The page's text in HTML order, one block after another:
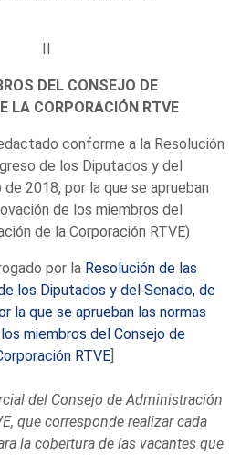
II
DEL CONSEJO DE
LA CORPORACIÓN RTVE
conforme a la Resolución
de los Diputados y del
2018, por la que se aprueban
de los miembros del
de la Corporación RTVE)
por la Resolución de las
los Diputados y del Senado, de
la que se aprueban las normas
miembros del Consejo de
RTVE]
del Consejo de Administración
que corresponde realizar cada
la cobertura de las vacantes que